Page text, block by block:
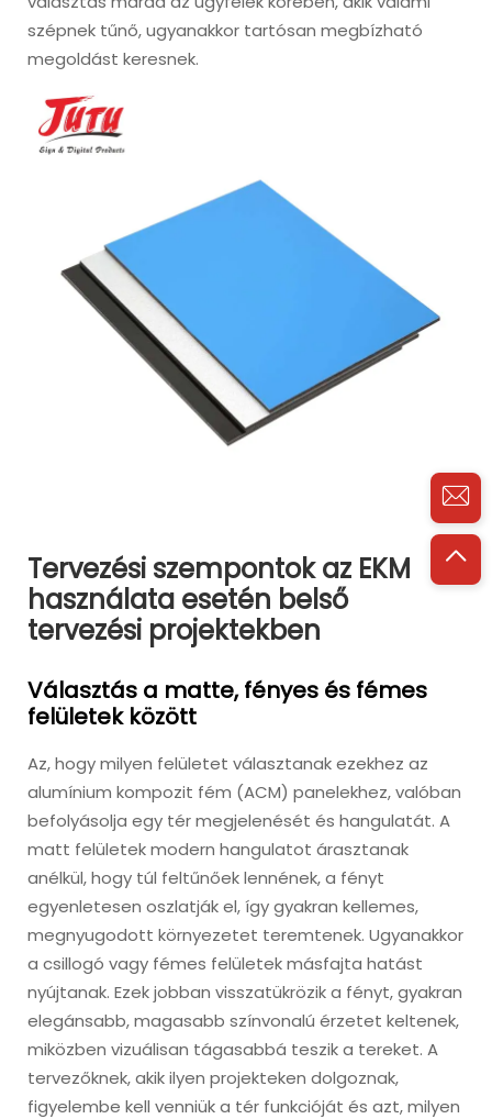
szépnek tűnő, ugyanakkor tartósan megbízható
megoldást keresnek.
Tervezési szempontok az EKM
használata esetén belső
tervezési projektekben
Választás a matte, fényes és fémes
felületek között
Az, hogy milyen felületet választanak ezekhez az
alumínium kompozit fém (ACM) panelekhez, valóban
befolyásolja egy tér megjelenését és hangulatát. A
matt felületek modern hangulatot árasztanak
anélkül, hogy túl feltűnőek lennének, a fényt
egyenletesen oszlatják el, így gyakran kellemes,
megnyugodott környezetet teremtenek. Ugyanakkor
a csillogó vagy fémes felületek másfajta hatást
nyújtanak. Ezek jobban visszatükrözik a fényt, gyakran
elegánsabb, magasabb színvonalú érzetet keltenek,
miközben vizuálisan tágasabbá teszik a tereket. A
tervezőknek, akik ilyen projekteken dolgoznak,
figyelembe kell venniük a tér funkcióját és azt, milyen